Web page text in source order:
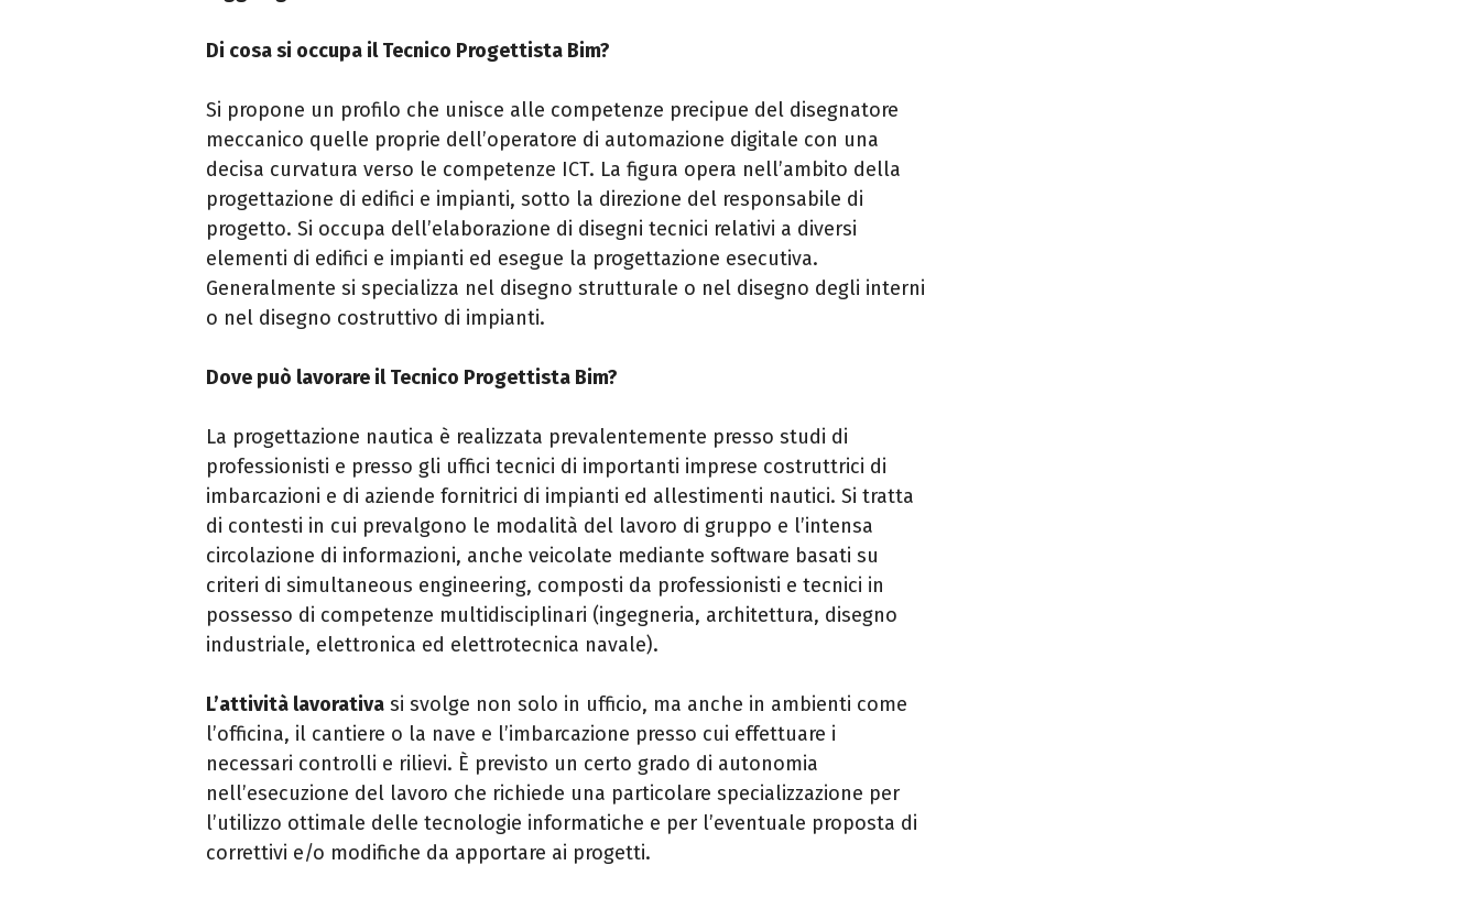
Di cosa si occupa il Tecnico Progettista Bim?
Si propone un profilo che unisce alle competenze precipue del disegnatore
meccanico quelle proprie dell’operatore di automazione digitale con una
decisa curvatura verso le competenze ICT. La figura opera nell’ambito della
progettazione di edifici e impianti, sotto la direzione del responsabile di
progetto. Si occupa dell’elaborazione di disegni tecnici relativi a diversi
elementi di edifici e impianti ed esegue la progettazione esecutiva.
Generalmente si specializza nel disegno strutturale o nel disegno degli interni
o nel disegno costruttivo di impianti.
Dove può lavorare il Tecnico Progettista Bim?
La progettazione nautica è realizzata prevalentemente presso studi di
professionisti e presso gli uffici tecnici di importanti imprese costruttrici di
imbarcazioni e di aziende fornitrici di impianti ed allestimenti nautici. Si tratta
di contesti in cui prevalgono le modalità del lavoro di gruppo e l’intensa
circolazione di informazioni, anche veicolate mediante software basati su
criteri di simultaneous engineering, composti da professionisti e tecnici in
possesso di competenze multidisciplinari (ingegneria, architettura, disegno
industriale, elettronica ed elettrotecnica navale).
L’attività lavorativa si svolge non solo in ufficio, ma anche in ambienti come
l’officina, il cantiere o la nave e l’imbarcazione presso cui effettuare i
necessari controlli e rilievi. È previsto un certo grado di autonomia
nell’esecuzione del lavoro che richiede una particolare specializzazione per
l’utilizzo ottimale delle tecnologie informatiche e per l’eventuale proposta di
correttivi e/o modifiche da apportare ai progetti.